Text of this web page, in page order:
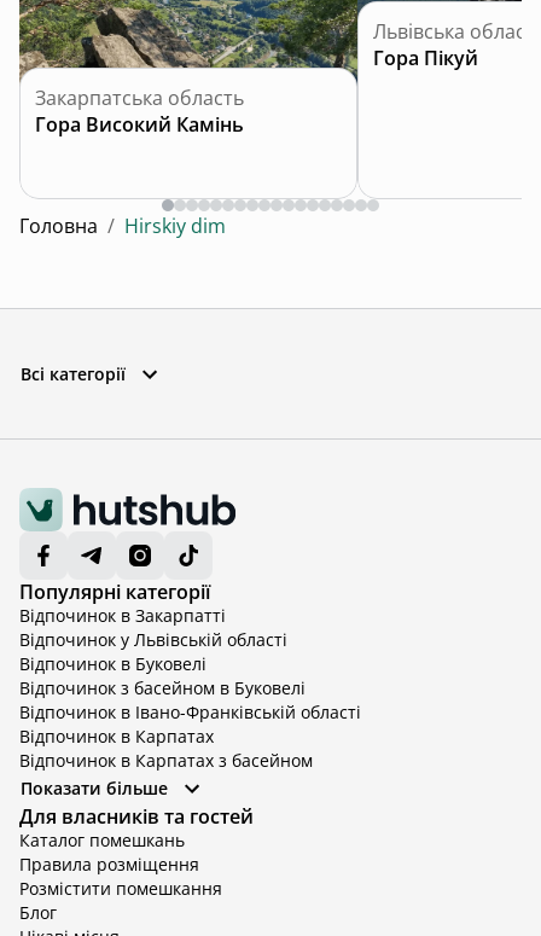
Закарпатська область
Гора Високий Камінь
Львівська
Гора Пікуй
Головна / Hirskiy dim
Всі категорії
Популярні категорії
Відпочинок в Закарпатті
Відпочинок у Львівській області
Відпочинок в Буковелі
Відпочинок з басейном в Буковелі
Відпочинок в Івано-Франківській області
Відпочинок в Карпатах
Відпочинок в Карпатах з басейном
Відпочинок в Київській області
Відпочинок в Київській області з басейном
Відпочинок в Тернопільській області
Відпочинок у Вінницькій області
Відпочинок в Яремче
Відпочинок у Львівській області з басейном
Відпочинок з басейном в Тернопільській області
Показати більше
Для власників та гостей
Каталог помешкань
Правила розміщення
Розмістити помешкання
Блог